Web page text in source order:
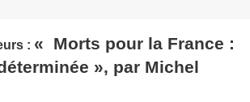
: « Morts pour la France :
», par Michel